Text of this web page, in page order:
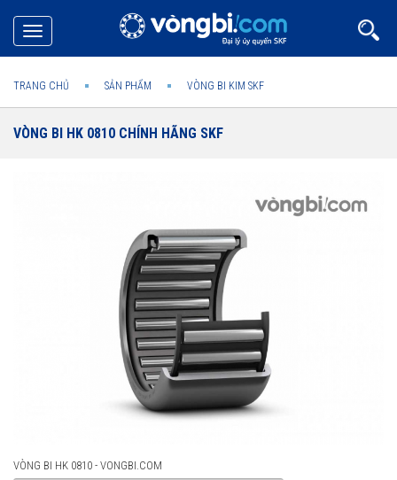
Toggle
navigation
TRANG CHỦ SẢN PHẨM VÒNG BI KIM SKF
VÒNG BI HK 0810 CHÍNH HÃNG SKF
VÒNG BI HK 0810 - VONGBI.COM